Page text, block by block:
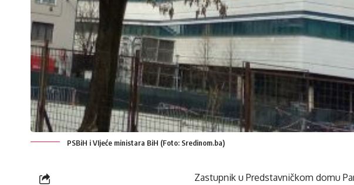
PSBiH i VIjeće ministara BiH (Foto: Sredinom.ba)
Zastupnik u Predstavničkom domu